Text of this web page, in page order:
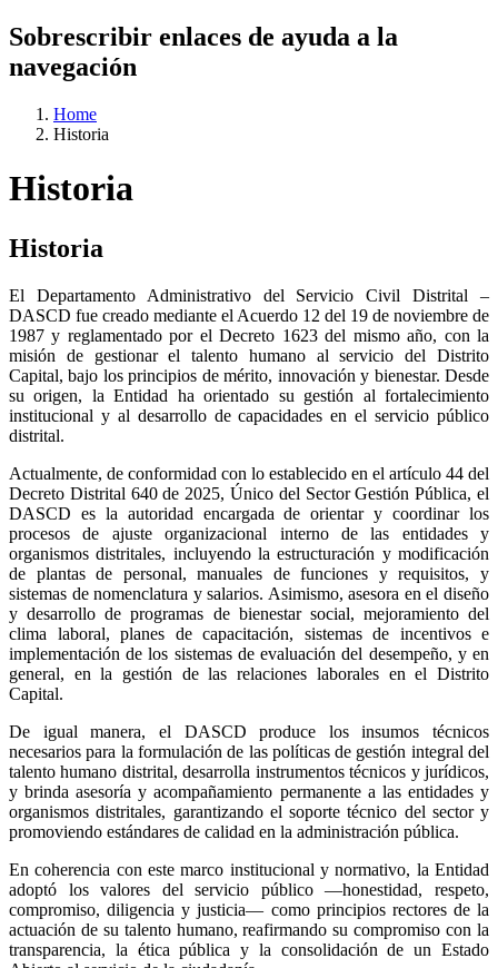
Sobrescribir enlaces de ayuda a la
navegación
Home
Historia
Historia
Historia
El Departamento Administrativo del Servicio Civil Distrital –
DASCD fue creado mediante el Acuerdo 12 del 19 de noviembre de
1987 y reglamentado por el Decreto 1623 del mismo año, con la
misión de gestionar el talento humano al servicio del Distrito
Capital, bajo los principios de mérito, innovación y bienestar. Desde
su origen, la Entidad ha orientado su gestión al fortalecimiento
institucional y al desarrollo de capacidades en el servicio público
distrital.
Actualmente, de conformidad con lo establecido en el artículo 44 del
Decreto Distrital 640 de 2025, Único del Sector Gestión Pública, el
DASCD es la autoridad encargada de orientar y coordinar los
procesos de ajuste organizacional interno de las entidades y
organismos distritales, incluyendo la estructuración y modificación
de plantas de personal, manuales de funciones y requisitos, y
sistemas de nomenclatura y salarios. Asimismo, asesora en el diseño
y desarrollo de programas de bienestar social, mejoramiento del
clima laboral, planes de capacitación, sistemas de incentivos e
implementación de los sistemas de evaluación del desempeño, y en
general, en la gestión de las relaciones laborales en el Distrito
Capital.
De igual manera, el DASCD produce los insumos técnicos
necesarios para la formulación de las políticas de gestión integral del
talento humano distrital, desarrolla instrumentos técnicos y jurídicos,
y brinda asesoría y acompañamiento permanente a las entidades y
organismos distritales, garantizando el soporte técnico del sector y
promoviendo estándares de calidad en la administración pública.
En coherencia con este marco institucional y normativo, la Entidad
adoptó los valores del servicio público —honestidad, respeto,
compromiso, diligencia y justicia— como principios rectores de la
actuación de su talento humano, reafirmando su compromiso con la
transparencia, la ética pública y la consolidación de un Estado